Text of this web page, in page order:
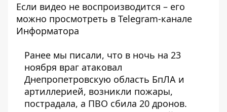
Если видео не воспроизводится – его
можно просмотреть в Telegram-канале
Информатора
Ранее мы писали, что в ночь на 23
ноября враг атаковал
Днепропетровскую область БпЛА и
артиллерией, возникли пожары,
пострадала, а ПВО сбила 20 дронов.